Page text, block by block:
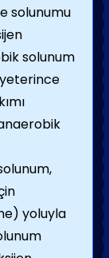
solunumu
solunum
yoluyla